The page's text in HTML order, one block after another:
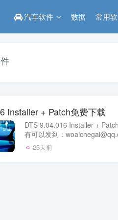
汽车软件 数据 常用
Installer + Patch免费下载
DTS 9.04.016 Installer +
有可以发到：
25天前